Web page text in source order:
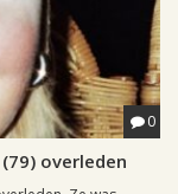
0
overleden